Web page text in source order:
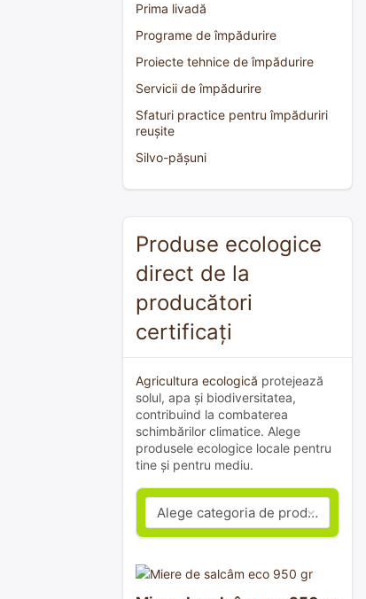
Prima livadă
Programe de împădurire
Proiecte tehnice de împădurire
Servicii de împădurire
Sfaturi practice pentru împăduriri
reușite
Silvo-pășuni
Produse ecologice
direct de la
producători
certificați
Agricultura ecologică protejează
solul, apa și biodiversitatea,
contribuind la combaterea
schimbărilor climatice. Alege
produsele ecologice locale pentru
tine și pentru mediu.